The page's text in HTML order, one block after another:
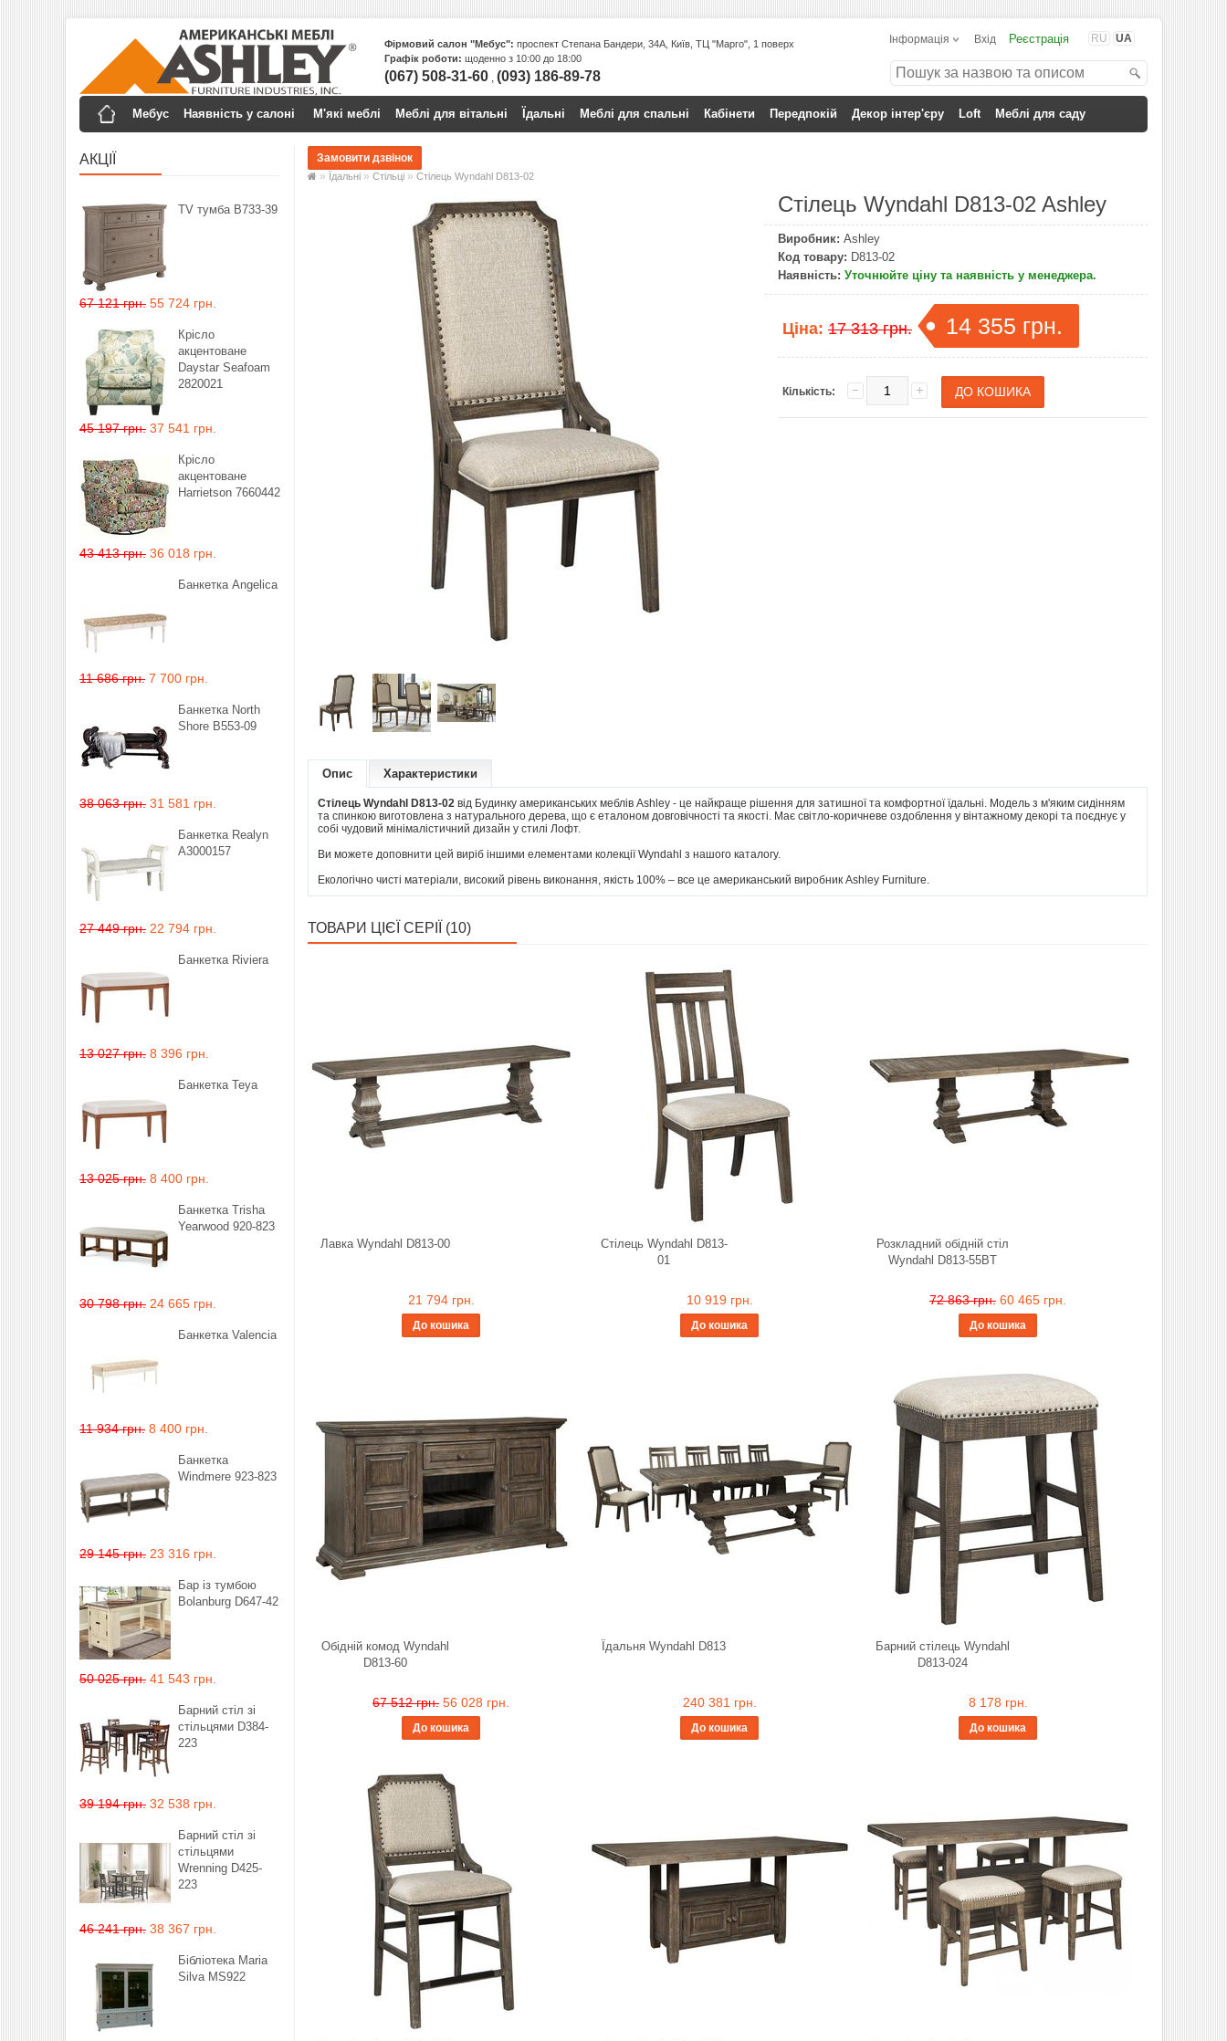
Фірмовий салон "Мебус": проспект Степана Бандери, 34А, Київ, ТЦ "Марго", 1 поверх
Графік роботи: щоденно з 10:00 до 18:00
(067) 508-31-60 ,(093) 186-89-78
RU UA
Інформація Вхід Реєстрація
Мебус Наявність у салоні ​ М'які меблі Меблі для вітальні Їдальнi Меблі для спальні Кабінети Передпокій Декор інтер'єру Loft Меблі для саду
АКЦІЇ
TV тумба B733-39
67 121 грн. 55 724 грн.
Крiсло
акцентоване
Daystar Seafoam
2820021
45 197 грн. 37 541 грн.
Крісло
акцентоване
Harrietson 7660442
43 413 грн. 36 018 грн.
Банкетка Angelica
11 686 грн. 7 700 грн.
Банкетка North
Shore B553-09
38 063 грн. 31 581 грн.
Банкетка Realyn
A3000157
27 449 грн. 22 794 грн.
Банкетка Riviera
13 027 грн. 8 396 грн.
Банкетка Teya
13 025 грн. 8 400 грн.
Банкетка Trisha
Yearwood 920-823
30 798 грн. 24 665 грн.
Банкетка Valencia
11 934 грн. 8 400 грн.
Банкетка
Windmere 923-823
29 145 грн. 23 316 грн.
Бар із тумбою
Bolanburg D647-42
50 025 грн. 41 543 грн.
Барний стіл зі
стільцями D384-
223
39 194 грн. 32 538 грн.
Барний стіл зі
стільцями
Wrenning D425-
223
46 241 грн. 38 367 грн.
Бібліотека Maria
Silva MS922
» Їдальнi » Стільці » Стілець Wyndahl D813-02
Стілець Wyndahl D813-02 Ashley
Виробник: Ashley
Код товару: D813-02
Наявність: Уточнюйте ціну та наявність у менеджера.
Ціна: 17 313 грн. 14 355 грн.
Кількість:
Опис Характеристики
Стілець Wyndahl D813-02 від Будинку американських меблів Ashley - це найкраще рішення для затишної та комфортної їдальні. Модель з м'яким сидінням
та спинкою виготовлена ​​з натурального дерева, що є еталоном довговічності та якості. Має світло-коричневе оздоблення у вінтажному декорі та поєднує у
собі чудовий мінімалістичний дизайн у стилі Лофт.
Ви можете доповнити цей виріб іншими елементами колекції Wyndahl з нашого каталогу.
Екологічно чисті матеріали, високий рівень виконання, якість 100% – все це американський виробник Ashley Furniture.
ТОВАРИ ЦІЄЇ СЕРІЇ (10)
Лавка Wyndahl D813-00
21 794 грн.
До кошика
Стілець Wyndahl D813-
01
10 919 грн.
До кошика
Розкладний обідній стіл
Wyndahl D813-55BT
72 863 грн. 60 465 грн.
До кошика
Обідній комод Wyndahl
D813-60
67 512 грн. 56 028 грн.
До кошика
Їдальня Wyndahl D813
240 381 грн.
До кошика
Барний стілець Wyndahl
D813-024
8 178 грн.
До кошика